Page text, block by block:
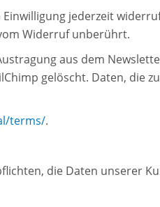
jederzeit
Widerruf unberührt.
aus dem
gelöscht. Daten, die
terms/.
die Daten unserer